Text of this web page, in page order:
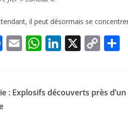
il peut désormais se
F
b
o
E
l
W
s
Li
e
X C
y g
: Explosifs découverts près